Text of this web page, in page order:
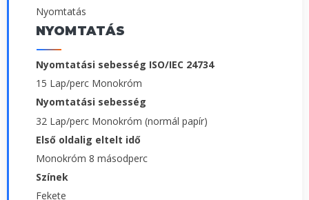
Nyomtatás
NYOMTATÁS
Nyomtatási sebesség ISO/IEC 24734
15 Lap/perc Monokróm
Nyomtatási sebesség
32 Lap/perc Monokróm (normál papír)
Első oldalig eltelt idő
Monokróm 8 másodperc
Színek
Fekete